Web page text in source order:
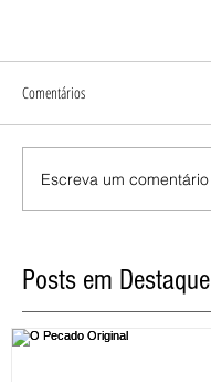
Comentários
Escreva um comentário
Posts em Destaque